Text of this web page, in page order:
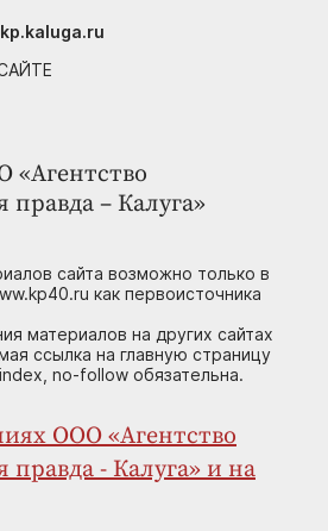
«Агентство
– Калуга»
сайта возможно только в
как первоисточника
материалов на других сайтах
ссылка на главную страницу
no-follow обязательна.
ООО «Агентство
правда - Калуга» и на